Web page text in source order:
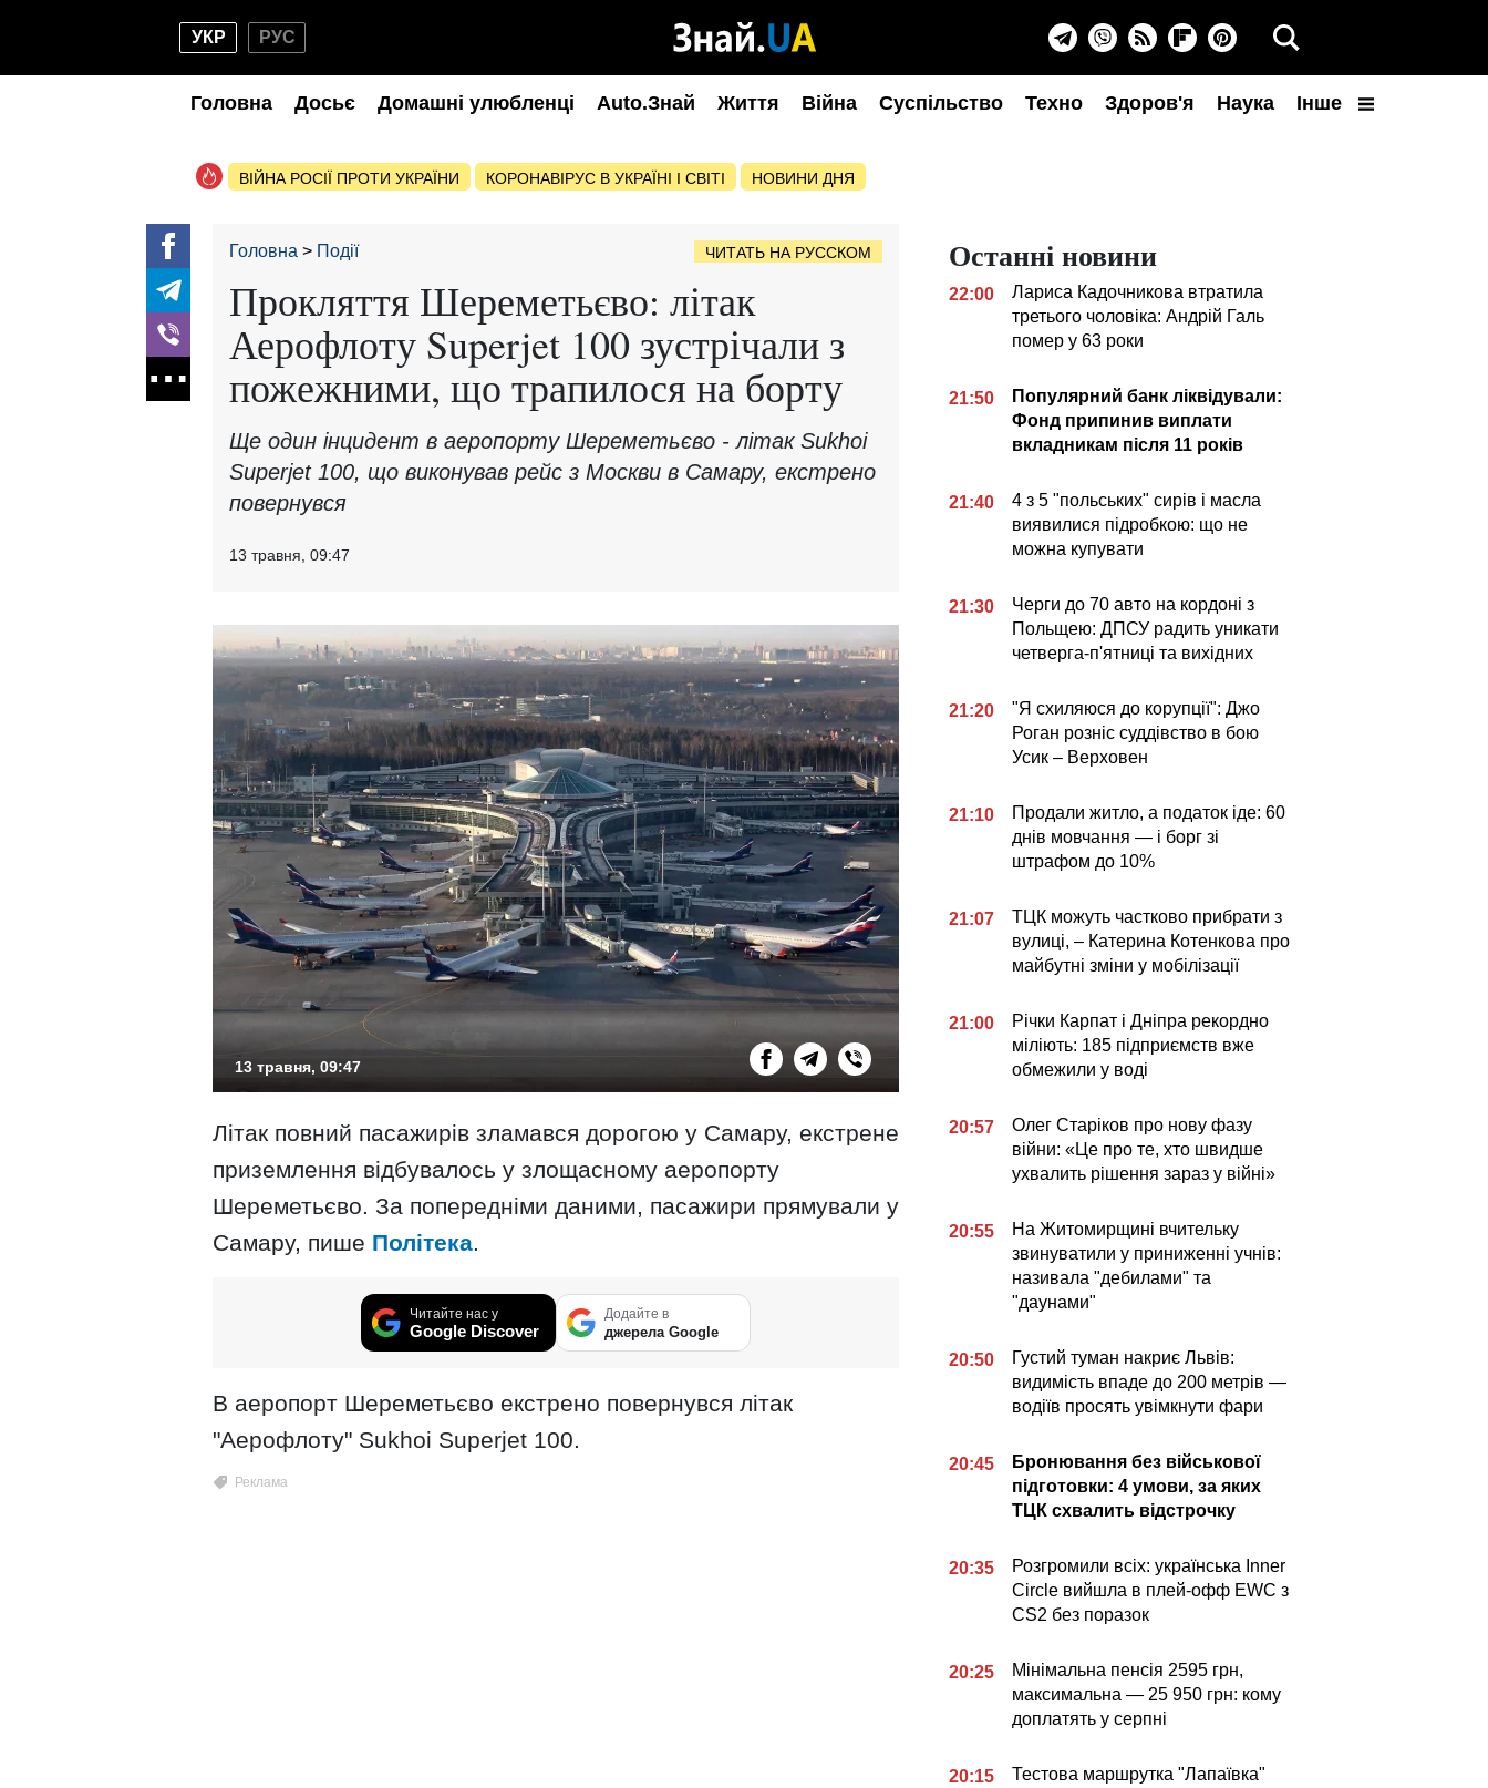
УКР РУС
Головна Досьє Домашні улюбленці Auto.Знай Життя Війна Суспільство Техно Здоров'я Наука Інше
ВІЙНА РОСІЇ ПРОТИ УКРАЇНИ КОРОНАВІРУС В УКРАЇНІ І СВІТІ НОВИНИ ДНЯ
Головна Події ЧИТАТЬ НА РУССКОМ
Прокляття Шереметьєво: літак
Аерофлоту Superjet 100 зустрічали з
пожежними, що трапилося на борту
Ще один інцидент в аеропорту Шереметьєво - літак Sukhoi
Superjet 100, що виконував рейс з Москви в Самару, екстрено
повернувся
13 травня, 09:47
13 травня, 09:47
Літак повний пасажирів зламався дорогою у Самару, екстрене
приземлення відбувалось у злощасному аеропорту
Шереметьєво. За попередніми даними, пасажири прямували у
Самару, пише Політека.
Читайте нас у
Google Discover
Додайте в
джерела Google
В аеропорт Шереметьєво екстрено повернувся літак
"Аерофлоту" Sukhoi Superjet 100.
Останні новини
22:00
Лариса Кадочникова втратила
третього чоловіка: Андрій Галь
помер у 63 роки
21:50
Популярний банк ліквідували:
Фонд припинив виплати
вкладникам після 11 років
21:40
4 з 5 "польських" сирів і масла
виявилися підробкою: що не
можна купувати
21:30
Черги до 70 авто на кордоні з
Польщею: ДПСУ радить уникати
четверга-п'ятниці та вихідних
21:20
"Я схиляюся до корупції": Джо
Роган розніс суддівство в бою
Усик – Верховен
21:10
Продали житло, а податок іде: 60
днів мовчання — і борг зі
штрафом до 10%
21:07
ТЦК можуть частково прибрати з
вулиці, – Катерина Котенкова про
майбутні зміни у мобілізації
21:00
Річки Карпат і Дніпра рекордно
міліють: 185 підприємств вже
обмежили у воді
20:57
Олег Старіков про нову фазу
війни: «Це про те, хто швидше
ухвалить рішення зараз у війні»
20:55
На Житомирщині вчительку
звинуватили у приниженні учнів:
називала "дебилами" та
"даунами"
20:50
Густий туман накриє Львів:
видимість впаде до 200 метрів —
водіїв просять увімкнути фари
20:45
Бронювання без військової
підготовки: 4 умови, за яких
ТЦК схвалить відстрочку
20:35
Розгромили всіх: українська Inner
Circle вийшла в плей-офф EWC з
CS2 без поразок
20:25
Мінімальна пенсія 2595 грн,
максимальна — 25 950 грн: кому
доплатять у серпні
20:15
Тестова маршрутка "Лапаївка"